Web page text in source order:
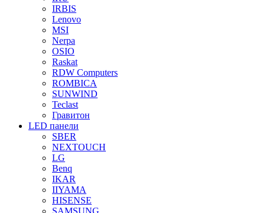
IRBIS
Lenovo
MSI
Nerpa
OSIO
Raskat
RDW Computers
ROMBICA
SUNWIND
Teclast
Гравитон
LED панели
SBER
NEXTOUCH
LG
Benq
IKAR
IIYAMA
HISENSE